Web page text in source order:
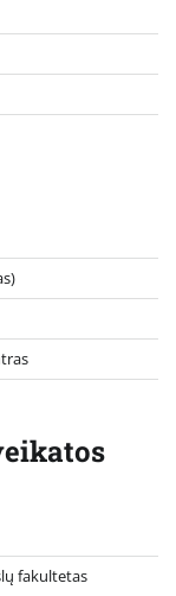
fakultetas